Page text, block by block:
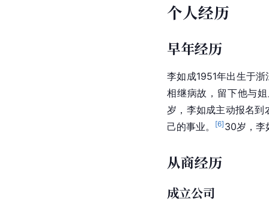
个人经历
早年经历
李如成1951年出生于浙
相继病故，留下他与
岁，李如成主动报名到
己的事业。
[6] 30岁，李
从商经历
成立公司